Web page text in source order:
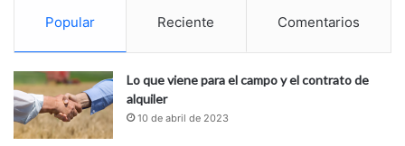
Popular Reciente Comentarios
Lo que viene para el campo y el contrato de
alquiler
10 de abril de 2023